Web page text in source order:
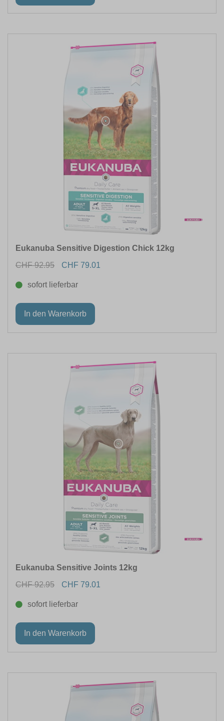
Eukanuba Sensitive Digestion Chick 12kg
CHF 92.95
CHF 79.01
sofort lieferbar
Eukanuba Sensitive Joints 12kg
CHF 92.95
CHF 79.01
sofort lieferbar